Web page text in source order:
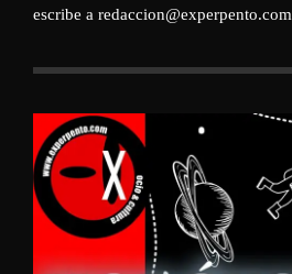
escribe a redaccion@experpento.com